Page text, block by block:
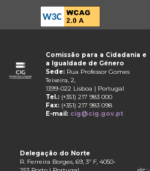
Comissão para a Cidadania e
a Igualdade de Género
Sede: Rua Professor Gomes
Teixeira, 2,
1399-022 Lisboa | Portugal
Tel.: (+351) 217 983 000
Fax: (+351) 217 983 098
E-mail: cig@cig.gov.pt
Delegação do Norte
R. Ferreira Borges, 69, 3º F, 4050-